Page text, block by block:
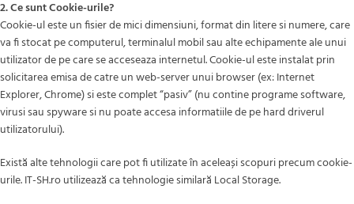
2. Ce sunt Cookie-urile?
Cookie-ul este un fisier de mici dimensiuni, format din litere si numere, care
va fi stocat pe computerul, terminalul mobil sau alte echipamente ale unui
utilizator de pe care se acceseaza internetul. Cookie-ul este instalat prin
solicitarea emisa de catre un web-server unui browser (ex: Internet
Explorer, Chrome) si este complet “pasiv” (nu contine programe software,
virusi sau spyware si nu poate accesa informatiile de pe hard driverul
utilizatorului).
Există alte tehnologii care pot fi utilizate în aceleași scopuri precum cookie-
urile. IT-SH.ro utilizează ca tehnologie similară Local Storage.